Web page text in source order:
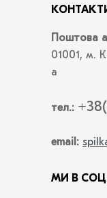
Поштова
01001, м.
а
тел.:
email:
МИ В